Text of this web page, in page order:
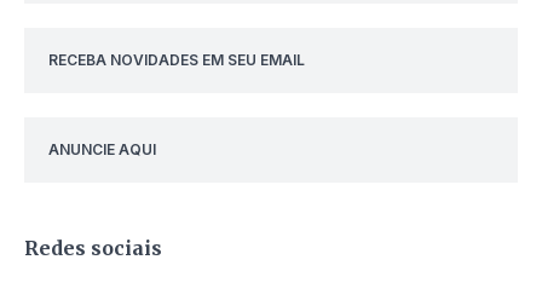
RECEBA NOVIDADES EM SEU EMAIL
ANUNCIE AQUI
Redes sociais